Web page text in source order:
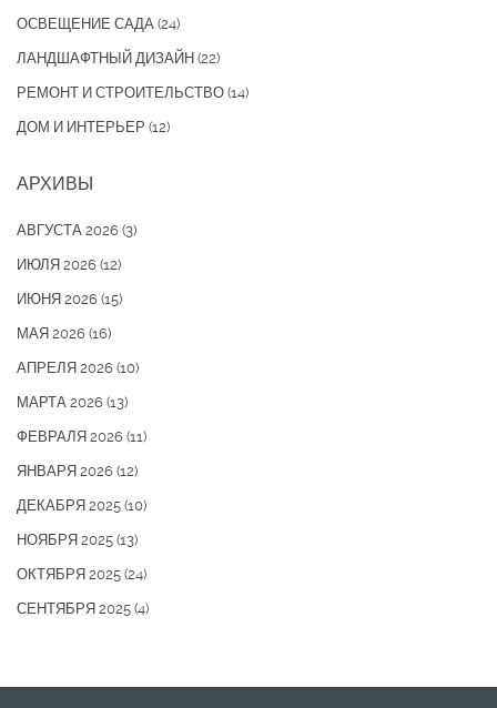
ОСВЕЩЕНИЕ САДА (24)
ЛАНДШАФТНЫЙ ДИЗАЙН (22)
РЕМОНТ И СТРОИТЕЛЬСТВО (14)
ДОМ И ИНТЕРЬЕР (12)
АРХИВЫ
АВГУСТА 2026 (3)
ИЮЛЯ 2026 (12)
ИЮНЯ 2026 (15)
МАЯ 2026 (16)
АПРЕЛЯ 2026 (10)
МАРТА 2026 (13)
ФЕВРАЛЯ 2026 (11)
ЯНВАРЯ 2026 (12)
ДЕКАБРЯ 2025 (10)
НОЯБРЯ 2025 (13)
ОКТЯБРЯ 2025 (24)
СЕНТЯБРЯ 2025 (4)